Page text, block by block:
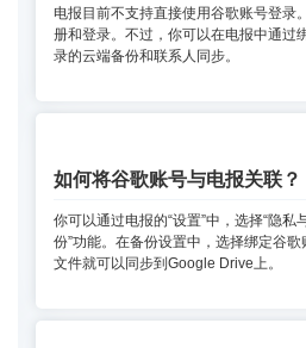
电报目前不支持直接使用谷歌账号登录
册和登录。不过，你可以在电报中通过
录的云端备份和联系人同步。
如何将谷歌账号与电报关联？
你可以通过电报的“设置”中，选择“隐私
份”功能。在备份设置中，选择绑定谷
文件就可以同步到Google Drive上。